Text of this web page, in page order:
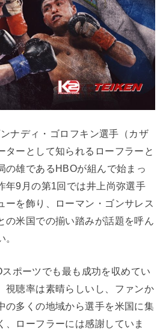
ナディ・ゴロフキン選手（カザ
ターとして知られるローフラーと
の雄であるHBOが組んで始まっ
年9月の第1回では井上尚弥選手
ーを飾り、ローマン・ゴンサレス
の米国での揃い踏みが話題を呼ん
スポーツでも最も成功を収めてい
視聴率は素晴らしいし、ファンか
の多くの地域から選手を米国に集
、ローフラーには感謝していま